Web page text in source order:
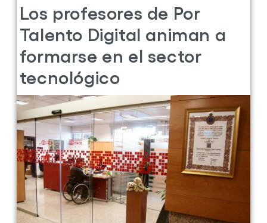
gracias
a
Por
Talento
Digital,
una
especialidad
clave
para
las
empresas
Los profesores de Por
Talento Digital animan a
formarse en el sector
tecnológico